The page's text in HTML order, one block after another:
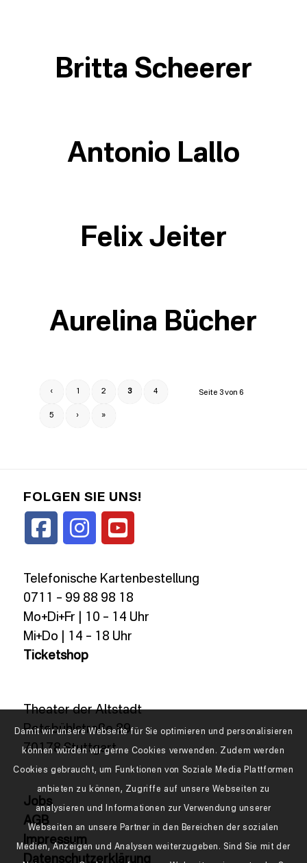
Britta Scheerer
Antonio Lallo
Felix Jeiter
Aurelina Bücher
Seite 3 von 6
‹ 1 2 3 4
5 › »
FOLGEN SIE UNS!
Telefonische Kartenbestellung
0711 – 99 88 98 18
Mo+Di+Fr | 10 – 14 Uhr
Mi+Do | 14 – 18 Uhr
Ticketshop
Theater der Altstadt
Rotebühlstraße 89
70178 Stuttgart
Jobs
AGB
Impressum
Datenschutzerklärung
Damit wir unsere Webseite für Sie optimieren und personalisieren
können würden wir gerne Cookies verwenden. Zudem werden
Cookies gebraucht, um Funktionen von Soziale Media Plattformen
anbieten zu können, Zugriffe auf unsere Webseiten zu
analysieren und Informationen zur Verwendung unserer
Webseiten an unsere Partner in den Bereichen der sozialen
Medien, Anzeigen und Analysen weiterzugeben. Sind Sie mit der